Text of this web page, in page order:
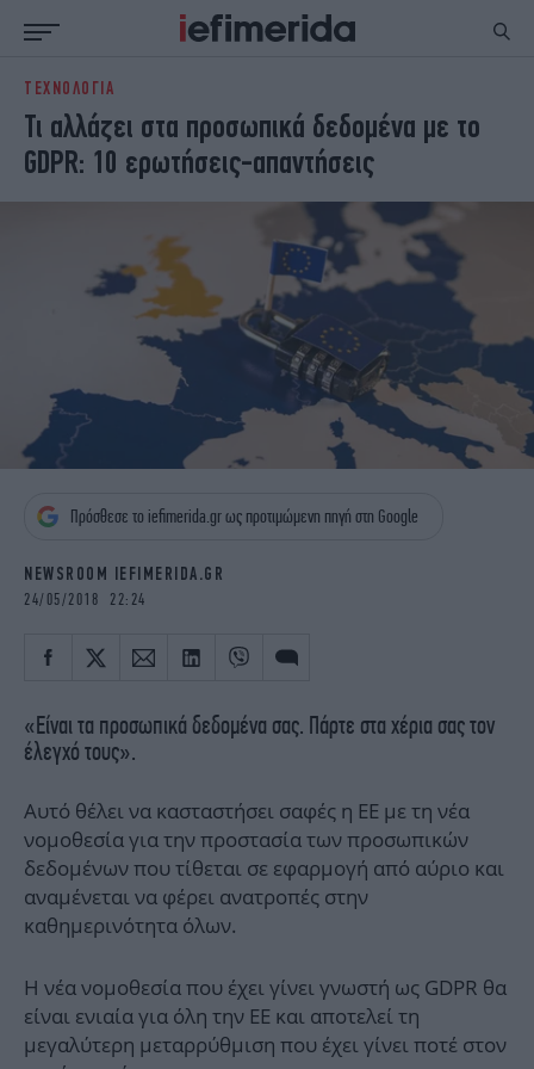
ΕΙΔΗΣΕΙΣ
NON PAPER
ΕΛΛΑΔΑ
ΟΙΚΟΝΟΜΙΑ
ΚΟΣΜΟΣ
ΠΟΛΙΤΙΣΜΟΣ
ΠΑΝΕΛΛΗΝΙΕΣ
ΣΠΟΡ
ENGLISH EDITION
TRAVEL
ΥΓΕΙΑ
DESIGN
ΟΛΥΜΠΙΑΚΟΙ ΑΓΩΝΕΣ
EURO
GREEN
iOPINIONS
iGASTRONOMIE
OSCARS
ΤΕΧΝΟΛΟΓΙΑ
Τι αλλάζει στα προσωπικά δεδομένα με το
GDPR: 10 ερωτήσεις-απαντήσεις
Πρόσθεσε το iefimerida.gr ως προτιμώμενη πηγή στη Google
NEWSROOM IEFIMERIDA.GR
24/05/2018 22:24
«Είναι τα προσωπικά δεδομένα σας. Πάρτε στα χέρια σας τον
έλεγχό τους».
Αυτό θέλει να κασταστήσει σαφές η ΕΕ με τη νέα
νομοθεσία για την προστασία των προσωπικών
δεδομένων που τίθεται σε εφαρμογή από αύριο και
αναμένεται να φέρει ανατροπές στην
καθημερινότητα όλων.
Η νέα νομοθεσία που έχει γίνει γνωστή ως GDPR θα
είναι ενιαία για όλη την ΕΕ και αποτελεί τη
μεγαλύτερη μεταρρύθμιση που έχει γίνει ποτέ στον